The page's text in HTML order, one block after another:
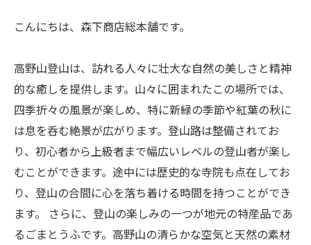
こんにちは、森下商店総本舗です。
高野山登山は、訪れる人々に壮大な自然の美しさと精神
的な癒しを提供します。山々に囲まれたこの場所では、
四季折々の風景が楽しめ、特に新緑の季節や紅葉の秋に
は息を呑む絶景が広がります。登山路は整備されてお
り、初心者から上級者まで幅広いレベルの登山者が楽し
むことができます。途中には歴史的な寺院も点在してお
り、登山の合間に心を落ち着ける時間を持つことができ
ます。 さらに、登山の楽しみの一つが地元の特産品であ
るごまとうふです。高野山の清らかな空気と天然の素材